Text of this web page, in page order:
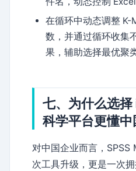
在循环中动态调整 K-
数，并通过循环收集
果，辅助选择最优聚
七、为什么选
科学平台更懂中
对中国企业而言，
次工具升级，更是一次